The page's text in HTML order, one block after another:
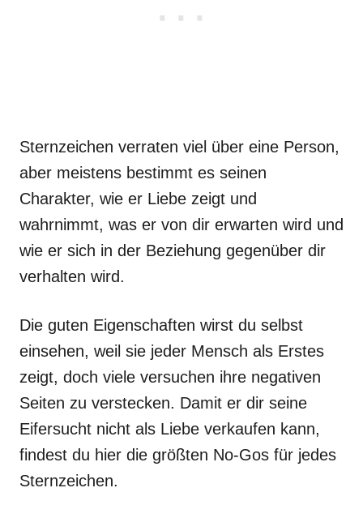
Sternzeichen verraten viel über eine Person,
aber meistens bestimmt es seinen
Charakter, wie er Liebe zeigt und
wahrnimmt, was er von dir erwarten wird und
wie er sich in der Beziehung gegenüber dir
verhalten wird.
Die guten Eigenschaften wirst du selbst
einsehen, weil sie jeder Mensch als Erstes
zeigt, doch viele versuchen ihre negativen
Seiten zu verstecken. Damit er dir seine
Eifersucht nicht als Liebe verkaufen kann,
findest du hier die größten No-Gos für jedes
Sternzeichen.